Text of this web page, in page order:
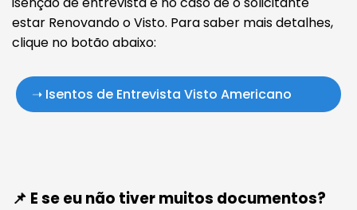
estar Renovando o Visto. Para saber mais detalhes,
clique no botão abaixo:
➝ Isentos de Entrevista Visto Americano
📌 E se eu não tiver muitos documentos?